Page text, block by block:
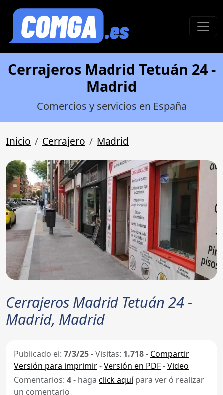
Cerrajeros Madrid Tetuán 24 -
Madrid
Comercios y servicios en España
Inicio Cerrajero Madrid
Cerrajeros Madrid Tetuán 24 -
Madrid, Madrid
Publicado el: 7/3/25-Visitas: 1.718- Compartir
Versión para imprimir-Versión en PDF-Video
Comentarios: 4- haga click aquípara ver ó realizar
un comentario